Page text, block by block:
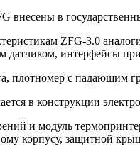
внесены в
ZFG-3.0
датчиком, интерфейсы
плотномер с падающим
в конструкции
и модуль
корпусу, защитной